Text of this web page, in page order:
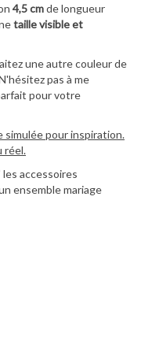
4,5 cmde longueur
taille visible et
une autre couleur de
pas à me
pour votre
simulée pour inspiration.
réel.
les accessoires
ensemble mariage